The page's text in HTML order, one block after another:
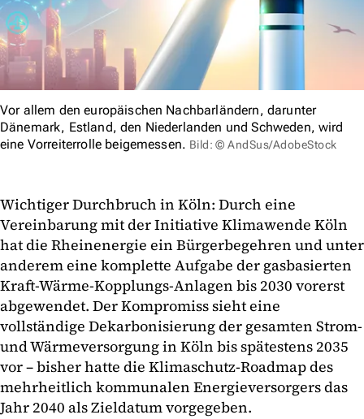
Vor allem den europäischen Nachbarländern, darunter
Dänemark, Estland, den Niederlanden und Schweden, wird
eine Vorreiterrolle beigemessen. Bild: © AndSus/AdobeStock
Wichtiger Durchbruch in Köln: Durch eine
Vereinbarung mit der Initiative Klimawende Köln
hat die Rheinenergie ein Bürgerbegehren und unter
anderem eine komplette Aufgabe der gasbasierten
Kraft-Wärme-Kopplungs-Anlagen bis 2030 vorerst
abgewendet. Der Kompromiss sieht eine
vollständige Dekarbonisierung der gesamten Strom-
und Wärmeversorgung in Köln bis spätestens 2035
vor – bisher hatte die Klimaschutz-Roadmap des
mehrheitlich kommunalen Energieversorgers das
Jahr 2040 als Zieldatum vorgegeben.